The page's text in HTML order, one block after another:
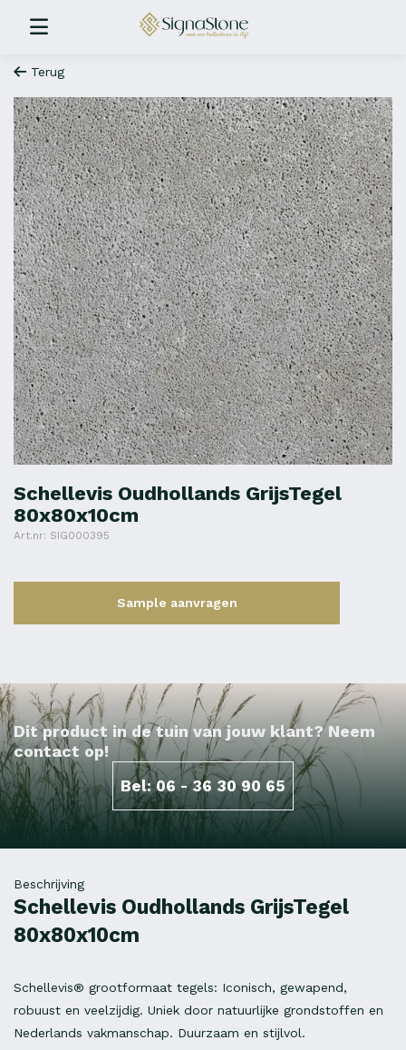
Terug
Schellevis Oudhollands GrijsTegel
80x80x10cm
Art.nr: SIG000395
Sample aanvragen
Dit product in de tuin van jouw klant? Neem
contact op!
Bel: 06 - 36 30 90 65
Beschrijving
Schellevis Oudhollands GrijsTegel
80x80x10cm
Schellevis® grootformaat tegels: Iconisch, gewapend,
robuust en veelzijdig. Uniek door natuurlijke grondstoffen en
Nederlands vakmanschap. Duurzaam en stijlvol.